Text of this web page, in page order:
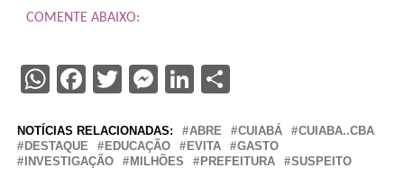
COMENTE ABAIXO:
WhatsApp
Facebook
Twitter
Messenger
LinkedIn
Share
NOTÍCIAS RELACIONADAS: ABRE CUIABÁ
CUIABA..CBA
DESTAQUE
EDUCAÇÃO EVITA
GASTO
INVESTIGAÇÃO
MILHÕES PREFEITURA SUSPEITO